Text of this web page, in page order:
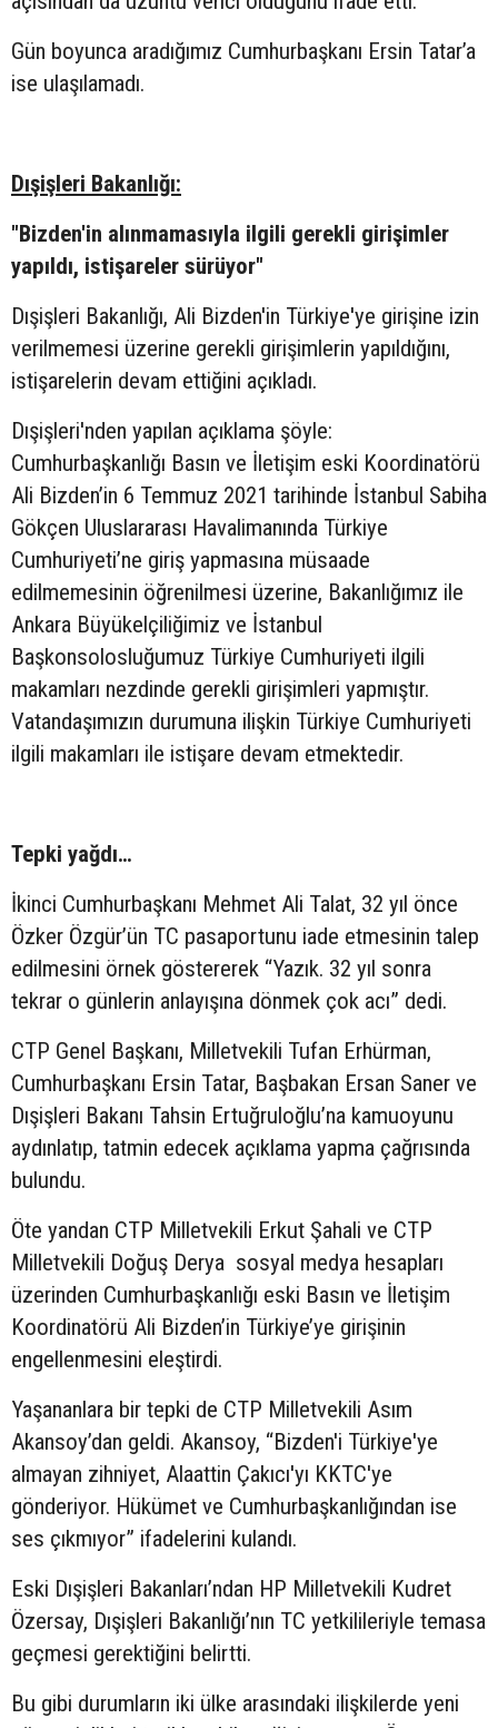
Gün boyunca aradığımız Cumhurbaşkanı Ersin Tatar’a
ise ulaşılamadı.
Dışişleri Bakanlığı:
"Bizden'in alınmamasıyla ilgili gerekli girişimler
yapıldı, istişareler sürüyor"
Dışişleri Bakanlığı, Ali Bizden'in Türkiye'ye girişine izin
verilmemesi üzerine gerekli girişimlerin yapıldığını,
istişarelerin devam ettiğini açıkladı.
Dışişleri'nden yapılan açıklama şöyle:
Cumhurbaşkanlığı Basın ve İletişim eski Koordinatörü
Ali Bizden’in 6 Temmuz 2021 tarihinde İstanbul Sabiha
Gökçen Uluslararası Havalimanında Türkiye
Cumhuriyeti’ne giriş yapmasına müsaade
edilmemesinin öğrenilmesi üzerine, Bakanlığımız ile
Ankara Büyükelçiliğimiz ve İstanbul
Başkonsolosluğumuz Türkiye Cumhuriyeti ilgili
makamları nezdinde gerekli girişimleri yapmıştır.
Vatandaşımızın durumuna ilişkin Türkiye Cumhuriyeti
ilgili makamları ile istişare devam etmektedir.
Tepki yağdı…
İkinci Cumhurbaşkanı Mehmet Ali Talat, 32 yıl önce
Özker Özgür’ün TC pasaportunu iade etmesinin talep
edilmesini örnek göstererek “Yazık. 32 yıl sonra
tekrar o günlerin anlayışına dönmek çok acı” dedi.
CTP Genel Başkanı, Milletvekili Tufan Erhürman,
Cumhurbaşkanı Ersin Tatar, Başbakan Ersan Saner ve
Dışişleri Bakanı Tahsin Ertuğruloğlu’na kamuoyunu
aydınlatıp, tatmin edecek açıklama yapma çağrısında
bulundu.
Öte yandan CTP Milletvekili Erkut Şahali ve CTP
Milletvekili Doğuş Derya sosyal medya hesapları
üzerinden Cumhurbaşkanlığı eski Basın ve İletişim
Koordinatörü Ali Bizden’in Türkiye’ye girişinin
engellenmesini eleştirdi.
Yaşananlara bir tepki de CTP Milletvekili Asım
Akansoy’dan geldi. Akansoy, “Bizden'i Türkiye'ye
almayan zihniyet, Alaattin Çakıcı'yı KKTC'ye
gönderiyor. Hükümet ve Cumhurbaşkanlığından ise
ses çıkmıyor” ifadelerini kulandı.
Eski Dışişleri Bakanları’ndan HP Milletvekili Kudret
Özersay, Dışişleri Bakanlığı’nın TC yetkilileriyle temasa
geçmesi gerektiğini belirtti.
Bu gibi durumların iki ülke arasındaki ilişkilerde yeni